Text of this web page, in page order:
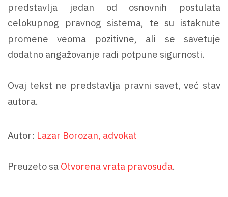
predstavlja jedan od osnovnih postulata
celokupnog pravnog sistema, te su istaknute
promene veoma pozitivne, ali se savetuje
dodatno angažovanje radi potpune sigurnosti.
Ovaj tekst ne predstavlja pravni savet, već stav
autora.
Autor: Lazar Borozan, advokat
Preuzeto sa Otvorena vrata pravosuđa.